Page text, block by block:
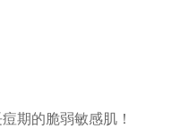
期的脆弱敏感肌！